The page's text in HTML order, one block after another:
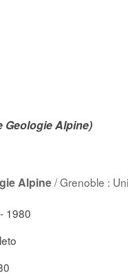
Geologie Alpine)
Alpine/ Grenoble :
1980